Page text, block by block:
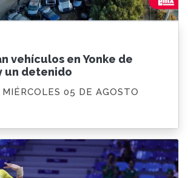
vehículos en Yonke de
un detenido
MIÉRCOLES 05 DE AGOSTO